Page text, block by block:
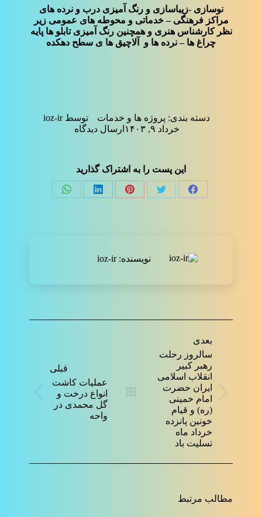
نوسازی -زیباسازی و رنگ آمیزی درب و نرده های
مراکز فرهنگی – خدماتی و محوطه های عمومی زیر
نظر کارشناس هنری و همچنین رنگ آمیزی تابلو ها پایه
چراغ ها – نرده ها و آلاچیق ها ی سطح دهکده
دسته بندی: پروژه ها و خدمات توسطioz-ir
خرداد ۹, ۱۴۰۳
ارسال دیدگاه
این پست را به اشتراک گذارید
Share
Share
Share
Share
Share
نویسنده: ioz-ir
قبلی
عملیات کاشت
انواع درخت و
گل محمدی در
واحه
بعدی
نوشته
بعدی:
سالروز رحلت
رهبر کبیر
انقلاب اسلامی
ایران حضرت
امام خمینی
(ره) و قیام
خونین پانزده
خرداد ماه
تسلیت باد
مطالب مرتبط